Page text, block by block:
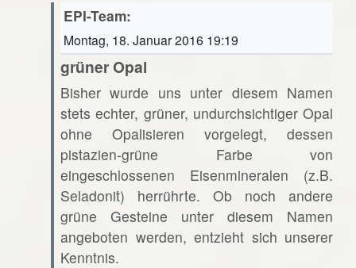
EPI-Team:
Montag, 18. Januar 2016 19:19
grüner Opal
Bisher wurde uns unter diesem Namen
stets echter, grüner, undurchsichtiger Opal
ohne Opalisieren vorgelegt, dessen
pistazien-grüne Farbe von
eingeschlossenen Eisenmineralen (z.B.
Seladonit) herrührte. Ob noch andere
grüne Gesteine unter diesem Namen
angeboten werden, entzieht sich unserer
Kenntnis.